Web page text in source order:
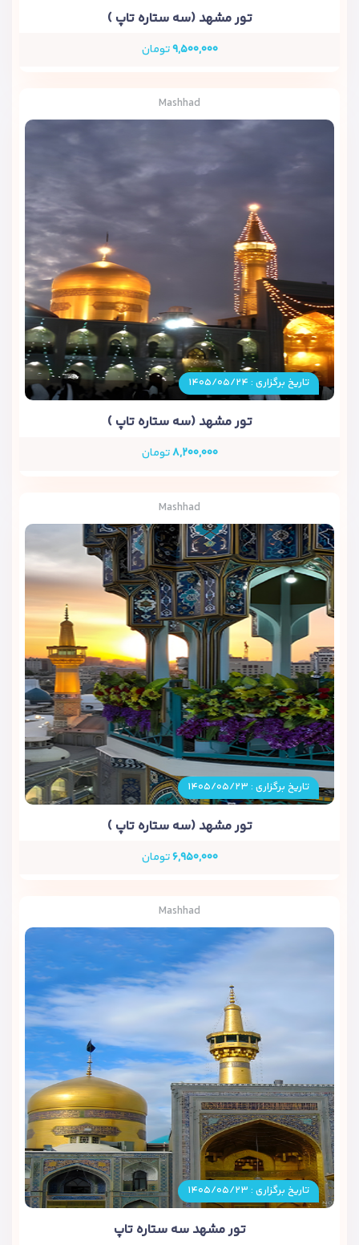
تور مشهد (سه ستاره تاپ )
۹,۵۰۰,۰۰۰تومان
Mashhad
تاریخ برگزاری : ۱۴۰۵/۰۵/۲۴
تور مشهد (سه ستاره تاپ )
۸,۲۰۰,۰۰۰تومان
Mashhad
تاریخ برگزاری : ۱۴۰۵/۰۵/۲۳
تور مشهد (سه ستاره تاپ )
۶,۹۵۰,۰۰۰تومان
Mashhad
تاریخ برگزاری : ۱۴۰۵/۰۵/۲۳
تور مشهد سه ستاره تاپ